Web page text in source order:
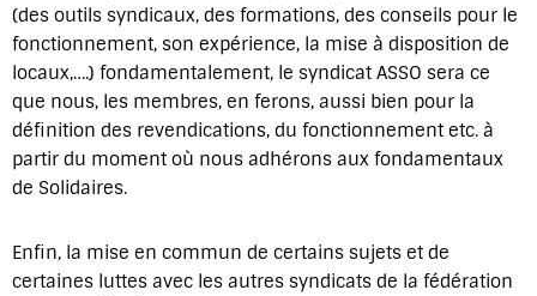
(des outils syndicaux, des formations, des conseils pour le
fonctionnement, son expérience, la mise à disposition de
locaux,….) fondamentalement, le syndicat ASSO sera ce
que nous, les membres, en ferons, aussi bien pour la
définition des revendications, du fonctionnement etc. à
partir du moment où nous adhérons aux fondamentaux
de Solidaires.
Enfin, la mise en commun de certains sujets et de
certaines luttes avec les autres syndicats de la fédération